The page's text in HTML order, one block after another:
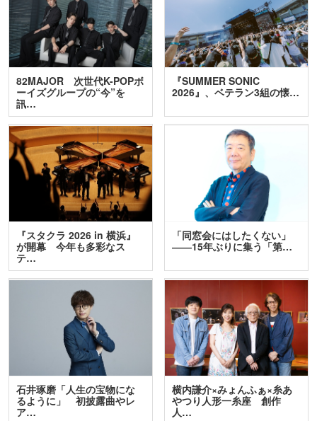
82MAJOR 次世代K-POPボ
ーイズグループの“今”を
訊…
『SUMMER SONIC
2026』、ベテラン3組の懐…
『スタクラ 2026 in 横浜』
が開幕 今年も多彩なス
テ…
「同窓会にはしたくない」
――15年ぶりに集う「第…
石井琢磨「人生の宝物にな
るように」 初披露曲やレ
ア…
横内謙介×みょんふぁ×糸あ
やつり人形一糸座 創作
人…